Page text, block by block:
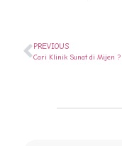
PREVIOUS